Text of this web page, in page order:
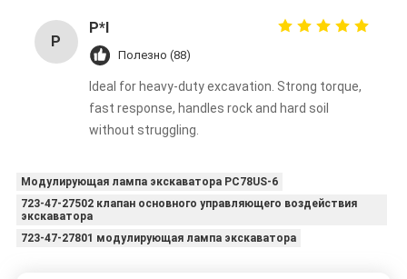
P
P*l
Полезно (88)
Ideal for heavy-duty excavation. Strong torque,
fast response, handles rock and hard soil
without struggling.
Модулирующая лампа экскаватора PC78US-6
723-47-27502 клапан основного управляющего воздействия
экскаватора
723-47-27801 модулирующая лампа экскаватора